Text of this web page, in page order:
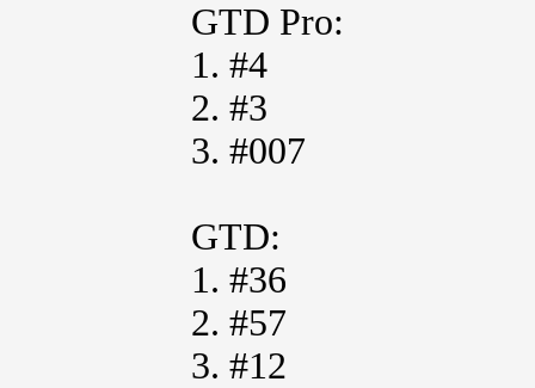
GTD Pro:
1. #4
2. #3
3. #007
GTD:
1. #36
2. #57
3. #12